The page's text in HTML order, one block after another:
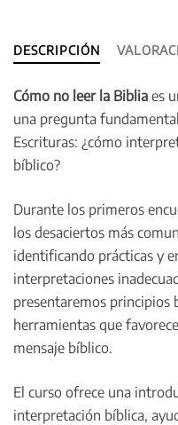
DESCRIPCIÓN
Cómo no leer la Biblia es
una pregunta
Escrituras: ¿cómo
bíblico?
Durante los primeros
los desaciertos más
identificando prácticas y
interpretaciones
presentaremos principios
herramientas que
mensaje bíblico.
El curso ofrece una
interpretación bíblica,